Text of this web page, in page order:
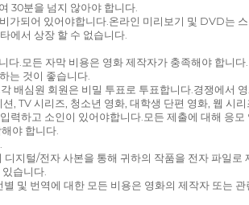
30분을 넘지 않아야 합니다.
가되어 있어야합니다.온라인 미리보기 및 DVD는
에서 상장 할 수 없습니다.
.모든 자막 비용은 영화 제작자가 충족해야 합니다.
는 것이 좋습니다.
배심원 회원은 비밀 투표로 투표합니다.경쟁에서
, TV 시리즈, 청소년 영화, 대학생 단편 영화, 웹 시
하고 소인이 있어야합니다.모든 제출에 대해 응모
야 합니다.
지털/전자 사본을 통해 귀하의 작품을 전자 파일로
습니다.
및 번역에 대한 모든 비용은 영화의 제작자 또는 관